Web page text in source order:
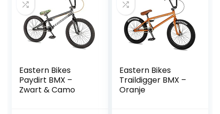
Eastern Bikes
Paydirt BMX –
Zwart & Camo
Eastern Bikes
Traildigger BMX –
Oranje